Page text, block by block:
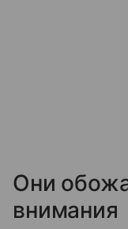
Они
внимания